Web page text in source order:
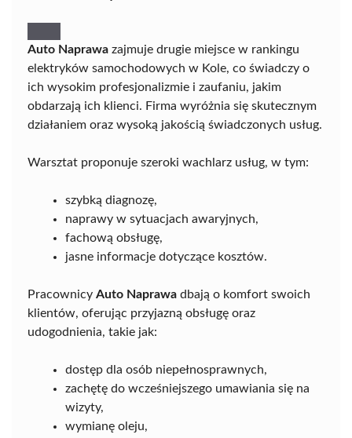
Auto Naprawa zajmuje drugie miejsce w rankingu
elektryków samochodowych w Kole, co świadczy o
ich wysokim profesjonalizmie i zaufaniu, jakim
obdarzają ich klienci. Firma wyróżnia się skutecznym
działaniem oraz wysoką jakością świadczonych usług.
Warsztat proponuje szeroki wachlarz usług, w tym:
szybką diagnozę,
naprawy w sytuacjach awaryjnych,
fachową obsługę,
jasne informacje dotyczące kosztów.
Pracownicy Auto Naprawa dbają o komfort swoich
klientów, oferując przyjazną obsługę oraz
udogodnienia, takie jak:
dostęp dla osób niepełnosprawnych,
zachętę do wcześniejszego umawiania się na
wizyty,
wymianę oleju,